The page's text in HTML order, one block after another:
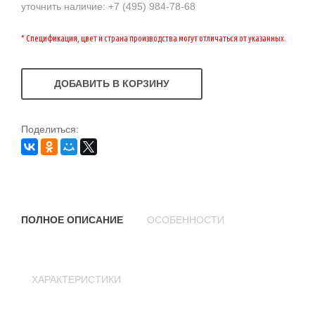
уточнить наличие: +7 (495) 984-78-68
* Спецификация, цвет и страна производства могут отличаться от указанных.
ДОБАВИТЬ В КОРЗИНУ
Поделиться:
ПОЛНОЕ ОПИСАНИЕ ОСОБЕННОСТИ
ХАРАКТЕРИСТИКИ